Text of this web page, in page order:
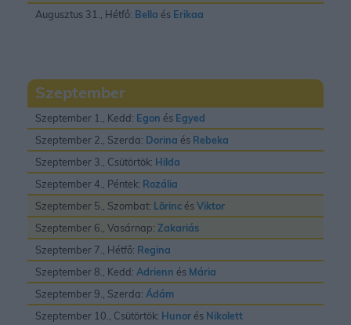
Augusztus 31., Hétfő: Bella és Erikaa
Szeptember
Szeptember 1., Kedd: Egon és Egyed
Szeptember 2., Szerda: Dorina és Rebeka
Szeptember 3., Csütörtök: Hilda
Szeptember 4., Péntek: Rozália
Szeptember 5., Szombat: Lõrinc ésViktor
Szeptember 6., Vasárnap: Zakariás
Szeptember 7., Hétfő: Regina
Szeptember 8., Kedd: Adrienn és Mária
Szeptember 9., Szerda: Ádám
Szeptember 10., Csütörtök: Hunor és Nikolett